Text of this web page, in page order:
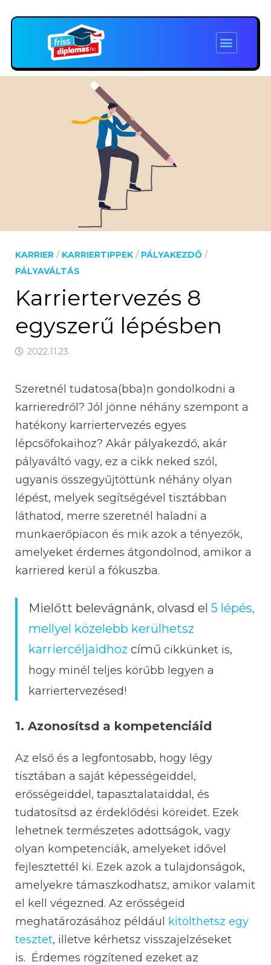
KARRIER / KARRIERTIPPEK / PÁLYAKEZDŐ /
PÁLYAVÁLTÁS
Karriertervezés 8
egyszerű lépésben
2022.11.23.
Szeretnél tudatosa(bba)n gondolkodni a
karrieredről? Jól jönne néhány szempont a
hatékony karriertervezés egyes
lépcsőfokaihoz? Akár pályakezdő, akár
pályaváltó vagy, ez a cikk neked szól,
ugyanis összegyűjtöttünk néhány olyan
lépést, melyek segítségével tisztábban
láthatod, merre szeretnél haladni a
munkaerőpiacon és mik azok a tényezők,
amelyeket érdemes átgondolnod, amikor a
karriered kerül a fókuszba.
Mielőtt belevágnánk, olvasd el 5 lépés,
mellyel közelebb kerülhetsz
karriercéljaidhoz című cikkünket is,
hogy minél teljes körűbb legyen a
karriertervezésed!
1. Azonosítsd a kompetenciáid
Az első és a legfontosabb, hogy légy
tisztában a saját képességeiddel,
erősségeiddel, tapasztalataiddal, és
tudatosítsd az érdeklődési köreidet. Ezek
lehetnek természetes adottságok, vagy
olyan kompetenciák, amelyeket idővel
fejlesztettél ki. Ezek azok a tulajdonságok,
amelyekre támaszkodhatsz, amikor valamit
el kell végezned. Az erősségeid
meghatározásához például kitölthetsz egy
tesztet, illetve kérhetsz visszajelzéseket
is. Érdemes rögzítened ezeket az